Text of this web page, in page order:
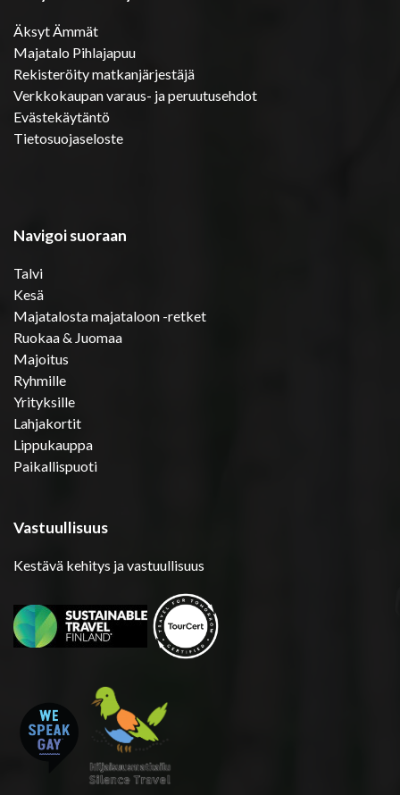
Äksyt Ämmät
Majatalo Pihlajapuu
Rekisteröity matkanjärjestäjä
Verkkokaupan varaus- ja peruutusehdot
Evästekäytäntö
Tietosuojaseloste
Navigoi suoraan
Talvi
Kesä
Majatalosta majataloon -retket
Ruokaa & Juomaa
Majoitus
Ryhmille
Yrityksille
Lahjakortit
Lippukauppa
Paikallispuoti
Vastuullisuus
Kestävä kehitys ja vastuullisuus